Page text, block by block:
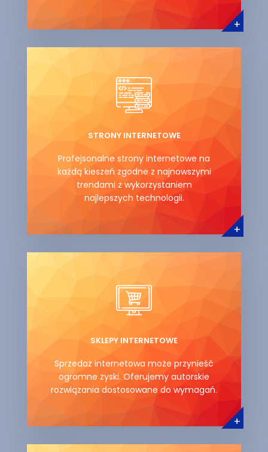
+
STRONY INTERNETOWE
Profejsonalne strony internetowe na
każdą kieszeń zgodne z najnowszymi
trendami z wykorzystaniem
najlepszych technologii.
+
SKLEPY INTERNETOWE
Sprzedaż internetowa może przynieść
ogromne zyski. Oferujemy autorskie
rozwiązania dostosowane do wymagań.
+